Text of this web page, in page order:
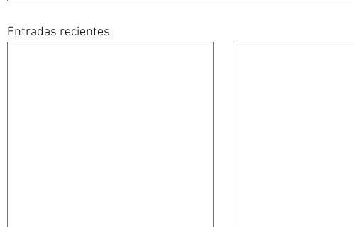
Entradas recientes